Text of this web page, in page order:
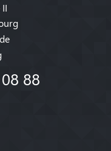
88